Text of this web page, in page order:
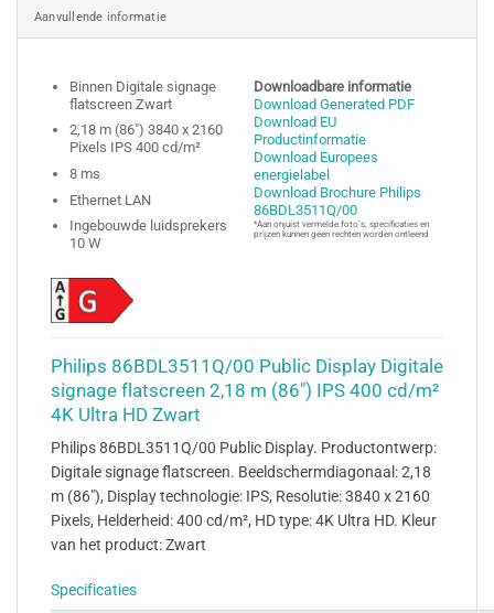
Aanvullende informatie
Binnen Digitale signage
flatscreen Zwart
2,18 m (86″) 3840 x 2160
Pixels IPS 400 cd/m²
8 ms
Ethernet LAN
Ingebouwde luidsprekers
10 W
Downloadbare informatie
Download Generated PDF
Download EU
Productinformatie
Download Europees
energielabel
Download Brochure Philips
86BDL3511Q/00
*Aan onjuist vermelde foto’s, specificaties en
prijzen kunnen geen rechten worden ontleend
Philips 86BDL3511Q/00 Public Display Digitale
signage flatscreen 2,18 m (86") IPS 400 cd/m²
4K Ultra HD Zwart
Philips 86BDL3511Q/00 Public Display. Productontwerp:
Digitale signage flatscreen. Beeldschermdiagonaal: 2,18
m (86″), Display technologie: IPS, Resolutie: 3840 x 2160
Pixels, Helderheid: 400 cd/m², HD type: 4K Ultra HD. Kleur
van het product: Zwart
Specificaties